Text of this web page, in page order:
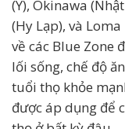
(Ý), Okinawa
(Hy Lạp), và
về các Blue Zone
lối sống, chế độ
tuổi thọ khỏe
được áp dụng để